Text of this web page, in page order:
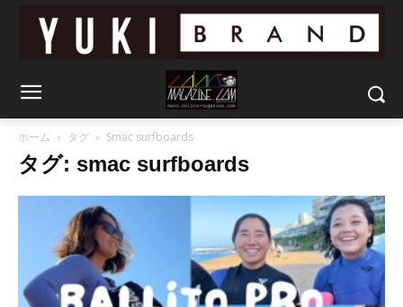
ホーム タグ Smac surfboards
タグ: smac surfboards